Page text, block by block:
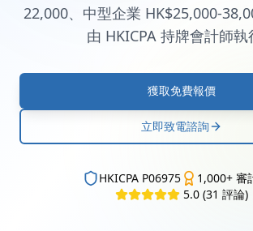
22,000、中型企業 HK$25,000-
由 HKICPA 持牌會計師執
獲取免費報價
立即致電諮詢
HKICPA P06975
1,000+ 審
5.0 (31 評論)